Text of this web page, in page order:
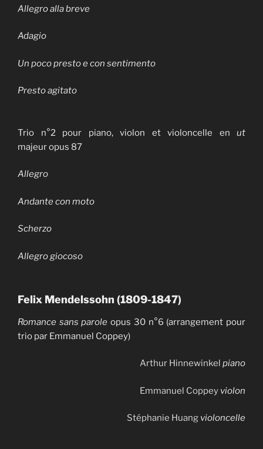
Allegro alla breve
Adagio
Un poco presto e con sentimento
Presto agitato
Trio n°2 pour piano, violon et violoncelle en ut
majeur opus 87
Allegro
Andante con moto
Scherzo
Allegro giocoso
Felix Mendelssohn (1809-1847)
Romance sans parole opus 30 n°6 (arrangement pour
trio par Emmanuel Coppey)
Arthur Hinnewinkel piano
Emmanuel Coppey violon
Stéphanie Huang violoncelle